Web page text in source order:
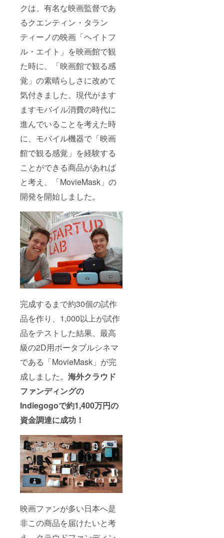
クは、有名な映画監督であ
るクエンティン・タラン
ティーノの映画「ヘイトフ
ル・エイト」を映画館で観
た時に、「映画館で観る感
覚」の素晴らしさに改めて
気付きました。現代がます
ますモバイル消費の時代に
進んでいることを考えた時
に、モバイル機器で「映画
館で観る感覚」を経験する
ことができる商品があれば
と考え、「MovieMask」の
開発を開始しました。
完成するまで約30個の試作
品を作り、1,000以上が試作
品をテストした結果、最高
級の2D用ポータブルシネマ
である「MovieMask」が完
成しました。 海外クラウド
ファンディングの
Indiegogoで約1,400万円の
資金調達に成功！
映画ファンが多い日本へ是
非この商品を届けたいと考